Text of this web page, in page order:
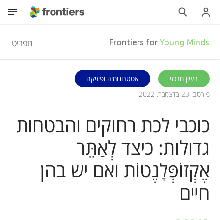
F
r
o
n
t
Frontiers forYoung Minds תפריט
השתתפות
רעיון מרכזי
אסטרונומיה ופיזיקה
פורסם: 23 בדצמבר, 2022
כוכבי לכת רחוקים והבטחות
גדולות: כיצד לְאַתֵּר
אֶקְזוֹפְּלָנֶטוֹת ואם יש בהן
חיים